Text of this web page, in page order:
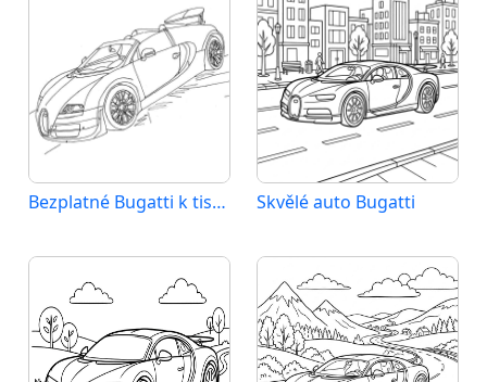
Bezplatné Bugatti k tisku Skvělé auto Bugatti